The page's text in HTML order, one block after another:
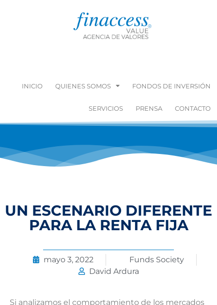
INICIO QUIENES SOMOS FONDOS DE INVERSIÓN
SERVICIOS PRENSA CONTACTO
UN ESCENARIO DIFERENTE
PARA LA RENTA FIJA
mayo 3, 2022
Funds Society
David Ardura
Si analizamos el comportamiento de los mercados